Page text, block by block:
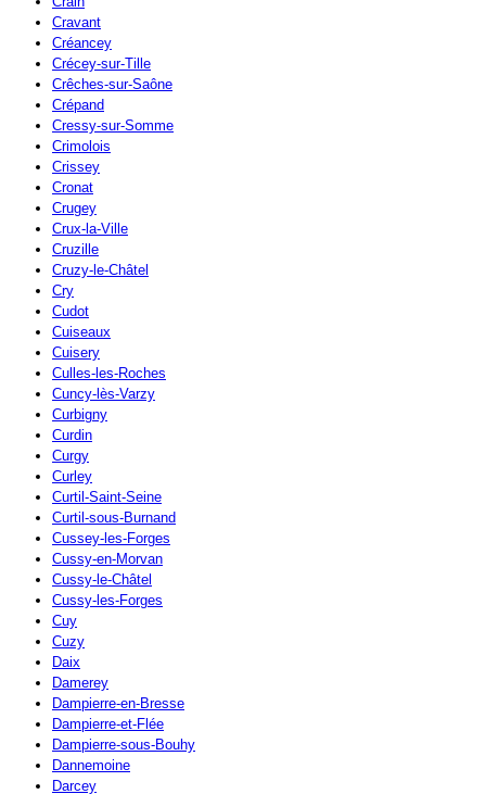
Cravant
Créancey
Crécey-sur-Tille
Crêches-sur-Saône
Crépand
Cressy-sur-Somme
Crimolois
Crissey
Cronat
Crugey
Crux-la-Ville
Cruzille
Cruzy-le-Châtel
Cry
Cudot
Cuiseaux
Cuisery
Culles-les-Roches
Cuncy-lès-Varzy
Curbigny
Curdin
Curgy
Curley
Curtil-Saint-Seine
Curtil-sous-Burnand
Cussey-les-Forges
Cussy-en-Morvan
Cussy-le-Châtel
Cussy-les-Forges
Cuy
Cuzy
Daix
Damerey
Dampierre-en-Bresse
Dampierre-et-Flée
Dampierre-sous-Bouhy
Dannemoine
Darcey